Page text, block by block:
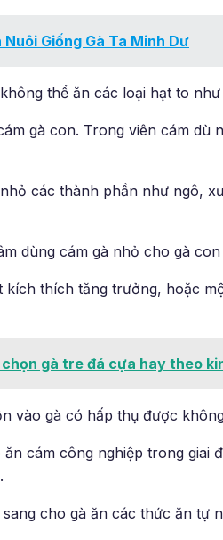
Giống Gà Ta Minh Dư
thể ăn các loại hạt to
gà con. Trong viên cám dù
các thành phần như ngô,
dùng cám gà nhỏ cho gà con
kích thích tăng trưởng, hoặc
gà tre đá cựa hay theo
vào gà có hấp thụ được
cám công nghiệp trong giai
cho gà ăn các thức ăn tự